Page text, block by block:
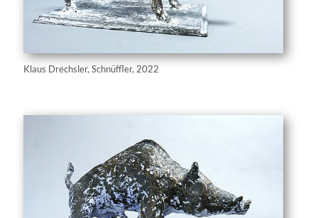
Klaus Drechsler, Schnüffler, 2022